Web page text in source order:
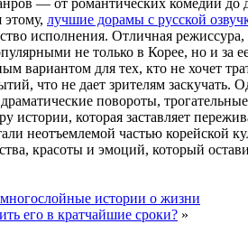
этому, лучшие дорамы с русской
исполнения. Отличная
не только в Корее, но и
вариантом для тех, кто не хочет
что не дает зрителям заскучать.
повороты,
истории, которая заставляет
неотъемлемой частью корейской
красоты и эмоций, который
истории о жизни
его в кратчайшие сроки? »